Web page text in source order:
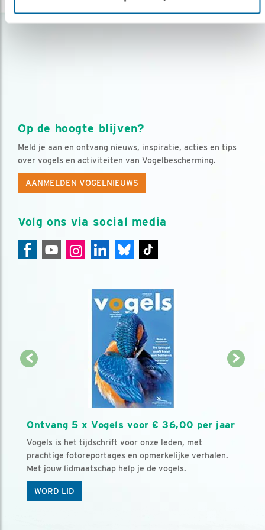
Op de hoogte blijven?
Meld je aan en ontvang nieuws, inspiratie, acties en tips
over vogels en activiteiten van Vogelbescherming.
AANMELDEN VOGELNIEUWS
Volg ons via social media
Ontvang 5 x Vogels voor € 36,00 per jaar
Vogels is het tijdschrift voor onze leden, met
prachtige fotoreportages en opmerkelijke verhalen.
Met jouw lidmaatschap help je de vogels.
WORD LID